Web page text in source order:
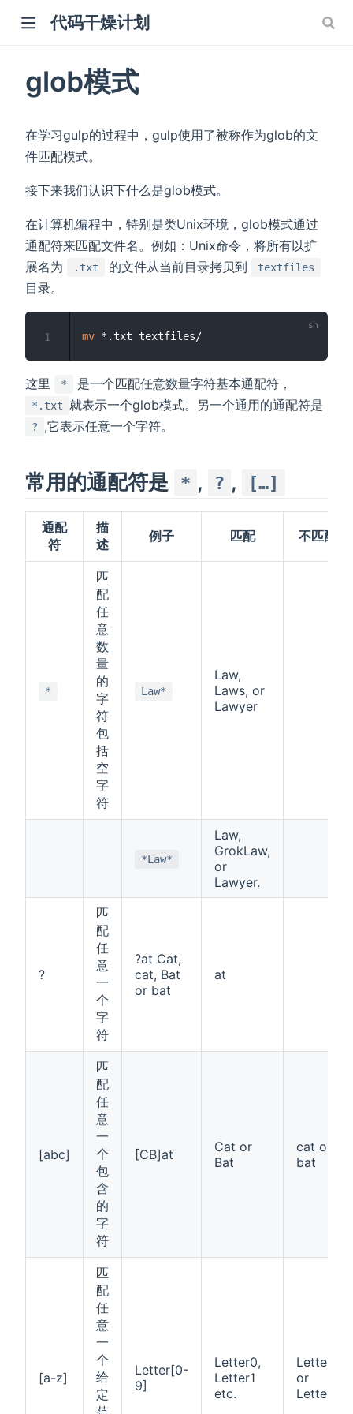
代码干燥计划
glob模式
在学习gulp的过程中，gulp使用了被称作为glob的文
件匹配模式。
接下来我们认识下什么是glob模式。
在计算机编程中，特别是类Unix环境，glob模式通过
通配符来匹配文件名。例如：Unix命令，将所有以扩
展名为
.txt 的文件从当前目录拷贝到 textfiles
目录。
mv
1
这里 * 是一个匹配任意数量字符基本通配符，
*.txt 就表示一个glob模式。另一个通用的通配符是
? ,它表示任意一个字符。
常用的通配符是 * , ? , […]
通配
符
描
述
例子 匹配 不匹配
*
匹
配
任
意
数
量
的
字
符
包
括
空
字
符
Law*
Law,
Laws, or
Lawyer
*Law*
Law,
GrokLaw,
or
Lawyer.
?
匹
配
任
意
一
个
字
符
?at Cat,
cat, Bat
or bat
at
[abc]
匹
配
任
意
一
个
包
含
的
字
符
[CB]at
Cat or
Bat
cat or
bat
[a-z]
匹
配
任
意
一
个
给
定
Letter[0-
9]
Letter0,
Letter1
etc.
Letters
or
Letter